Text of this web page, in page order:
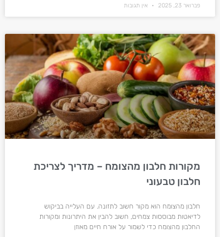
פברואר 23, 2025 אין תגובות
מקורות חלבון מהצומח – מדריך לצריכת
חלבון טבעוני
חלבון מהצומח הוא מקור חשוב לתזונה. עם העלייה בביקוש
לדיאטות מבוססות צמחים, חשוב להבין את היתרונות ומקורות
החלבון מהצומח כדי לשמור על אורח חיים מאוזן